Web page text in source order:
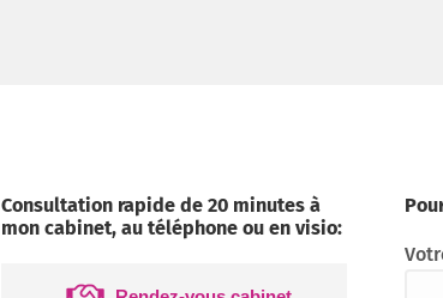
Consultation rapide de 20 minutes à
mon cabinet, au téléphone ou en visio: